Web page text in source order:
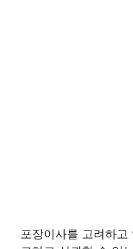
포장이사를 고려하고